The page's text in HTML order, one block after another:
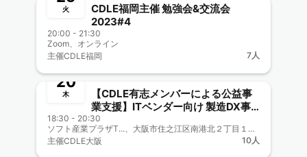
火
CDLE福岡主催 勉強会&交流会
2023#4
20:00 - 21:30
Zoom、オンライン
主催CDLE福岡 7人
終了
20
木
【CDLE有志メンバーによる公益事
業支援】ITベンダー向け 製造DX事
例紹介～ AIシステム導入時のヒン
ト・コツ・落とし穴〈オン/オフ・ハ
イブリッド開催〉
18:30 - 20:30
ソフト産業プラザT...、大阪市住之江区南港北２丁目１−１０
主催CDLE大阪 10人
終了